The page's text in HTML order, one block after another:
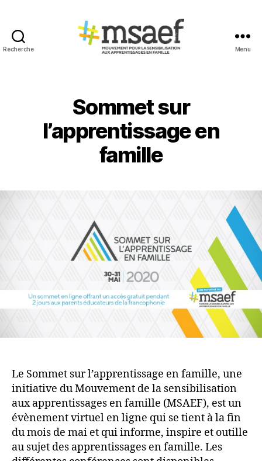
Recherche Menu
Sommet sur
l’apprentissage en
famille
Le Sommet sur l’apprentissage en famille, une
initiative du Mouvement de la sensibilisation
aux apprentissages en famille (MSAEF), est un
évènement virtuel en ligne qui se tient à la fin
du mois de mai et qui informe, inspire et outille
au sujet des apprentissages en famille. Les